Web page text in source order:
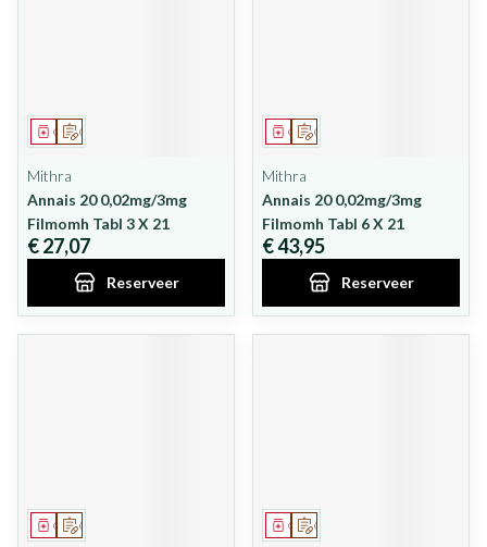
Op voorschrift
Geneesmiddel
Mithra
Annais 20 0,02mg/3mg
Filmomh Tabl 3 X 21
€ 27,07
Reserveer
Op voorschrift
Geneesmiddel
Mithra
Annais 20 0,02mg/3mg
Filmomh Tabl 6 X 21
€ 43,95
Reserveer
Op voorschrift
Geneesmiddel Op voorschrift
Geneesmiddel